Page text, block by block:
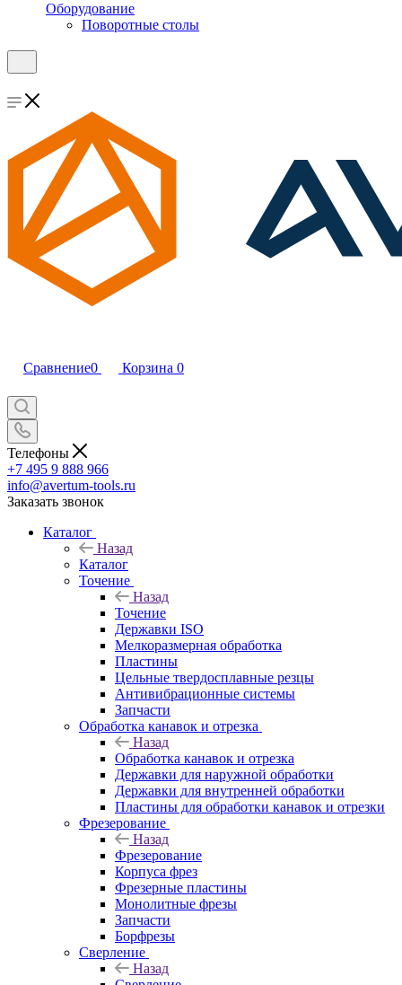
Оборудование
Поворотные столы
Сравнение0 Корзина 0
Телефоны
+7 495 9 888 966
info@avertum-tools.ru
Заказать звонок
Каталог
Назад
Каталог
Точение
Назад
Точение
Державки ISO
Мелкоразмерная обработка
Пластины
Цельные твердосплавные резцы
Антивибрационные системы
Запчасти
Обработка канавок и отрезка
Назад
Обработка канавок и отрезка
Державки для наружной обработки
Державки для внутренней обработки
Пластины для обработки канавок и отрезки
Фрезерование
Назад
Фрезерование
Корпуса фрез
Фрезерные пластины
Монолитные фрезы
Запчасти
Борфрезы
Сверление
Назад